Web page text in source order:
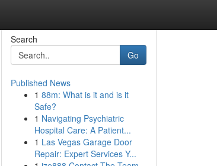
Search
Go
Published News
1 88m: What is it and is it
Safe?
1 Navigating Psychiatric
Hospital Care: A Patient...
1 Las Vegas Garage Door
Repair: Expert Services Y...